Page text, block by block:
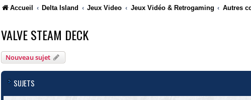
Accueil Delta Island Jeux Video Jeux Vidéo & Retrogaming Autres
VALVE STEAM DECK
Nouveau sujet
SUJETS